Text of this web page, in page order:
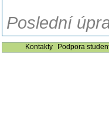
Poslední
Kontakty
Podpora